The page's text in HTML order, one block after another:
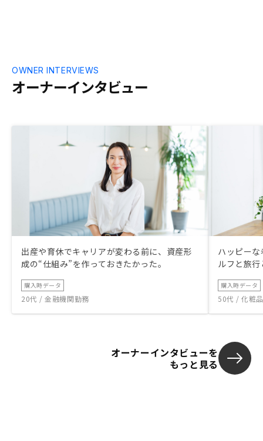
わりはこれで良いとか、物件管理費振込先
は後日振込登録が連絡くるとか、郵送物の
追跡ナンバーなど）
オーナーインタビュー
OWNER INTERVIEWS
出産や育休でキャリアが変わる前に、資産形
成の“仕組み”を作っておきたかった。
購入時データ
20代 / 金融機関勤務
ハッピー
ルフと旅
購入時データ
50代 / 化粧
オーナーインタビューを
もっと見る